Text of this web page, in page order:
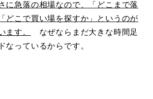
に急落の相場なので、「どこまで落
どこで買い場を探すか」というのが
ます。
なぜならまだ大きな時間足
なっているからです。